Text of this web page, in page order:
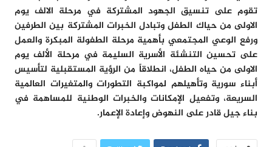
تقوم على تنسيق الجهود المشتركة في مرحلة الالف يوم
الاولى من حياك الطفل وتبادل الخبرات المشتركة بين الطرفين
ورفع الوعي المجتمعي بأهمية مرحلة الطفولة المبكرة والعمل
على تحسين التنشئة الأسرية السليمة في مرحلة الألف يوم
الاولى من حياه الطفل، انطلاقاً من الرؤية المستقبلية لتأسيس
أبناء سورية وتأهيلهم لمواكبة التطورات والمتغيرات العالمية
السريعة، وتفعيل الإمكانات والخبرات الوطنية للمساهمة في
بناء جيل قادر على النهوض وإعادة الإعمار.